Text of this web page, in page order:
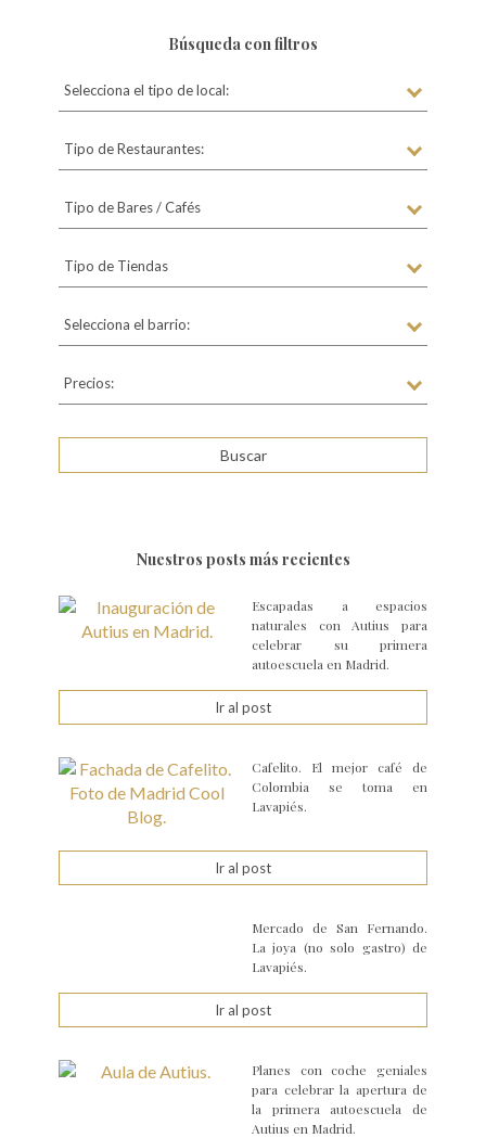
Búsqueda con filtros
Selecciona el tipo de local:
Tipo de Restaurantes:
Tipo de Bares / Cafés
Tipo de Tiendas
Selecciona el barrio:
Precios:
Nuestros posts más recientes
Escapadas a espacios
naturales con Autius para
celebrar su primera
autoescuela en Madrid.
Ir al post
Cafelito. El mejor café de
Colombia se toma en
Lavapiés.
Ir al post
Mercado de San Fernando.
La joya (no solo gastro) de
Lavapiés.
Ir al post
Planes con coche geniales
para celebrar la apertura de
la primera autoescuela de
Autius en Madrid.